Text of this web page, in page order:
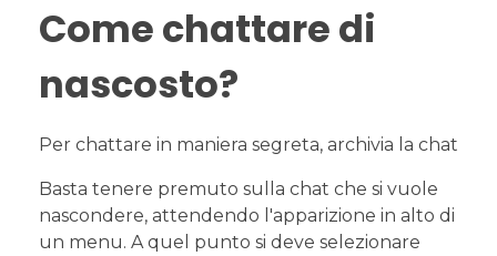
Come chattare di
nascosto?
Per chattare in maniera segreta, archivia la chat
Basta tenere premuto sulla chat che si vuole
nascondere, attendendo l'apparizione in alto di
un menu. A quel punto si deve selezionare